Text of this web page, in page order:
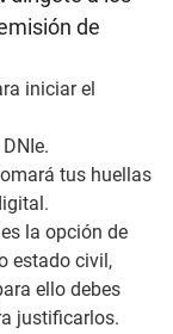
de
iniciar el
tus huellas
la opción de
estado civil,
ello debes
justificarlos.